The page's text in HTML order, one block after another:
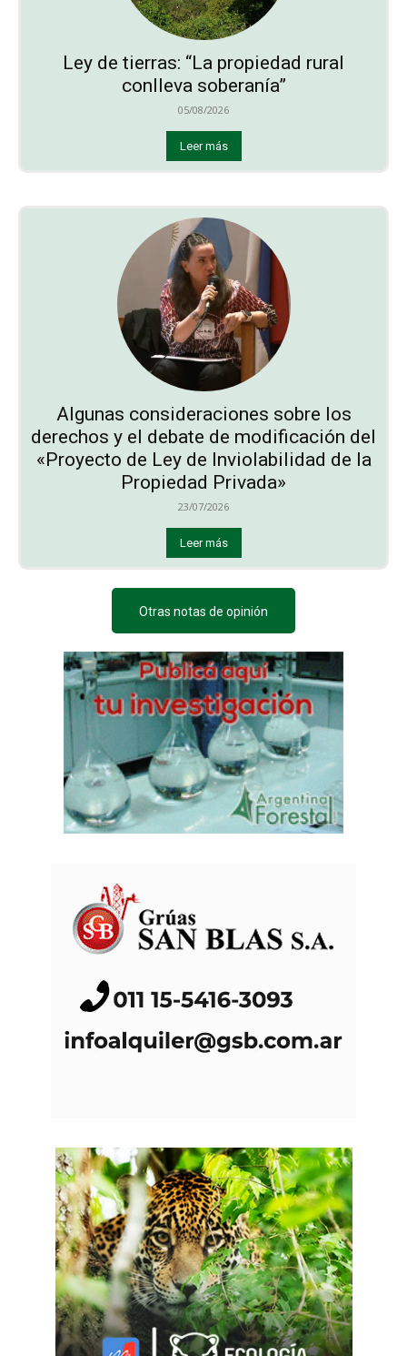
Ley de tierras: “La propiedad rural
conlleva soberanía”
05/08/2026
Leer más
Algunas consideraciones sobre los
derechos y el debate de modificación del
«Proyecto de Ley de Inviolabilidad de la
Propiedad Privada»
23/07/2026
Leer más
Otras notas de opinión